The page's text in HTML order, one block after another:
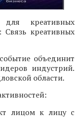
для креативных
Связь креативных
объединит
индустрий.
области.
лицом к лицу с